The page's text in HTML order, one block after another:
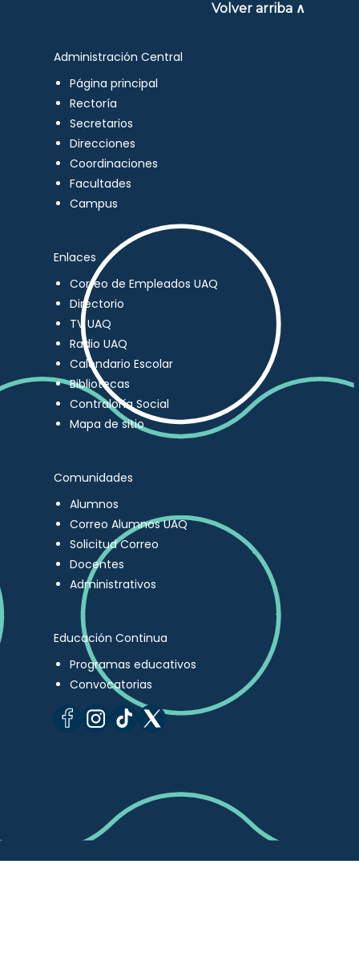
Volver arriba ∧
Administración Central
Página principal
Rectoría
Secretarios
Direcciones
Coordinaciones
Facultades
Campus
Enlaces
Correo de Empleados UAQ
Directorio
TV UAQ
Radio UAQ
Calendario Escolar
Bibliotecas
Contraloría Social
Mapa de sitio
Comunidades
Alumnos
Correo Alumnos UAQ
Solicitud Correo
Docentes
Administrativos
Educación Continua
Programas educativos
Convocatorias